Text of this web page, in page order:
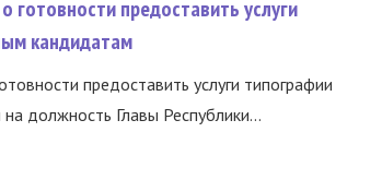
предоставить услуги
кандидатам
предоставить услуги типографии
должность Главы Республики...